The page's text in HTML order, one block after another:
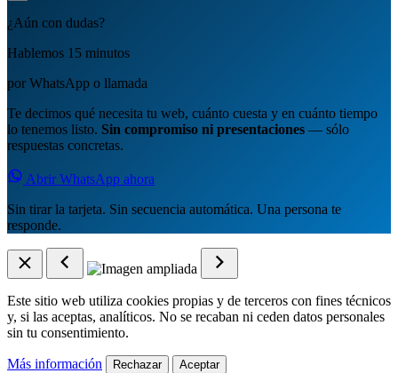
¿Aún con dudas?
Hablemos 15 minutos
por WhatsApp o llamada
Te decimos qué necesita tu web, cuánto cuesta y en cuánto tiempo
lo tenemos listo. Sin compromiso ni presentaciones — sólo
respuestas concretas.
Abrir WhatsApp ahora
Sin tirar la tarjeta. Sin secuencia automática. Una persona te
responde.
Este sitio web utiliza cookies propias y de terceros con fines técnicos
y, si las aceptas, analíticos. No se recaban ni ceden datos personales
sin tu consentimiento.
Más información Rechazar Aceptar